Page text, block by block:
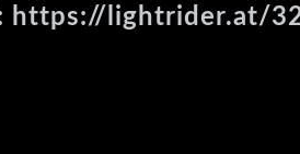
https://lightrider.at/